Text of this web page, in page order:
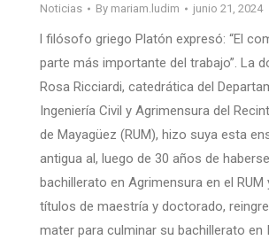
Noticias By mariam.ludim junio 21, 2024
l filósofo griego Platón expresó: “El
parte más importante del trabajo”. La
Rosa Ricciardi, catedrática del
Ingeniería Civil y Agrimensura del
de Mayagüez (RUM), hizo suya esta
antigua al, luego de 30 años de
bachillerato en Agrimensura en el
títulos de maestría y doctorado,
mater para culminar su bachillerato en